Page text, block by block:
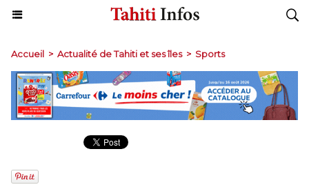
Accueil > Actualité de Tahiti et ses îles > Sports